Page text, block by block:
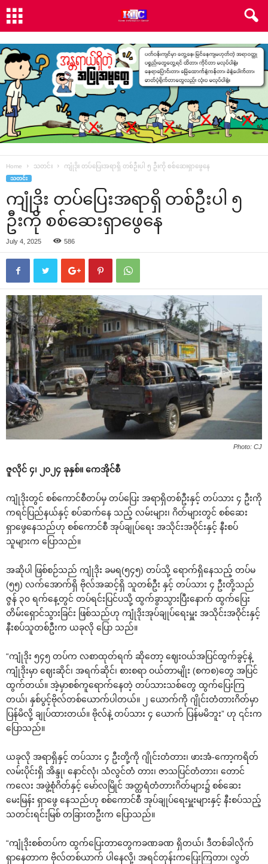
Home သတင်း ကျုံဒိုး တပ်ပြေးအရာရှိ တစ်ဦးပါ ၅ ဦးကို စစ်ဆေးရှာဖွေနေ
သတင်း
ကျုံဒိုး တပ်ပြေးအရာရှိ တစ်ဦးပါ ၅
ဦးကို စစ်ဆေးရှာဖွေနေ
July 4, 2025 586
Photo: CJ
ဇူလိုင် ၄၊ ၂၀၂၄ ခုနှစ်။ ကေအိုင်စီ
ကျုံဒိုးတွင် စစ်ကောင်စီတပ်မှ တပ်ပြေး အရာရှိတစ်ဦးနှင့် တပ်သား ၄ ဦးကို
ကရင်ပြည်နယ်နှင့် စပ်ဆက်နေ သည့် လမ်းများ၊ ဂိတ်များတွင် စစ်ဆေး
ရှာဖွေနေသည်ဟု စစ်ကောင်စီ အုပ်ချုပ်ရေး အသိုင်းအဝိုင်းနှင့် နီးစပ်
သူများက ပြောသည်။
အဆိုပါ ဖြစ်စဉ်သည် ကျုံဒိုး ခမရ(၅၄၅) တပ်သို့ ရောက်ရှိနေသည့် တပ်မ
(၅၅) လက်အောက်ရှိ ဗိုလ်အဆင့်ရှိ သူတစ်ဦး နှင့် တပ်သား ၄ ဦးတို့သည်
ဇွန် ၃၀ ရက်နေ့တွင် တပ်ရင်းပြင်ပသို့ ထွက်ခွာသွားပြီးနောက် ထွက်ပြေး
တိမ်းရှောင်သွားခြင်း ဖြစ်သည်ဟု ကျုံဒိုးအုပ်ချုပ်ရေးမှူး အသိုင်းအဝိုင်းနှင့်
နီးစပ်သူတစ်ဦးက ယခုလို ပြော သည်။
“ကျုံဒိုး ၅၄၅ တပ်က လစာထုတ်ရက် ဆိုတော့ ဈေးဝယ်အပြင်ထွက်ခွင့်နဲ့
ကျုံဒိုးမှာ ဈေးဆိုင်၊ အရက်ဆိုင်၊ စားစရာ ဝယ်တာမျိုး (စကစ)တွေ အပြင်
ထွက်တယ်။ အဲ့မှာစစ်ကူရောက်နေတဲ့ တပ်သားသစ်တွေ ထွက်ပြေးကြ
တယ်၊ နှစ်ပွင့်ဗိုလ်တစ်ယောက်ပါတယ်။ ၂‌ ယောက်ကို ဂျိုင်းတံတားဂိတ်မှာ
ပြန်မိလို့ ချုပ်ထားတယ်။ ဗိုလ်နဲ့ တပ်သား ၄ ယောက် ပြန်မမိဘူး” ဟု ၎င်းက
ပြောသည်။
ယခုလို အရာရှိနှင့် တပ်သား ၄ ဦးတို့ကို ဂျိုင်းတံတား၊ ဖားအံ-ကော့ကရိတ်
လမ်းပိုင်းရှိ အိန္ဒု၊ နောင်လုံ၊ သံလွင်တံ တား၊ ဇာသပြင်တံတား၊ တောင်
ကလေး အဖွဲ့စုံဂိတ်နှင့် မော်လမြိုင် အတ္ထရံတံတားဂိတ်များ၌ စစ်ဆေး
မေးမြန်း ရှာဖွေ နေသည်ဟု စစ်ကောင်စီ အုပ်ချုပ်ရေးမှူးများနှင့် နီးစပ်သည့်
သတင်းရင်းမြစ် တခြားတဦးက ပြောသည်။
“ကျုံဒိုးစစ်တပ်က ထွက်ပြေးတာတွေကခဏခဏ ရှိတယ်၊ ဒီတစ်ခါလိုက်
ရှာနေတာက ဗိုလ်တစ်ယာက် ပါနေလို့၊ အရင်တုန်းကပြေးကြတာ၊ လွတ်